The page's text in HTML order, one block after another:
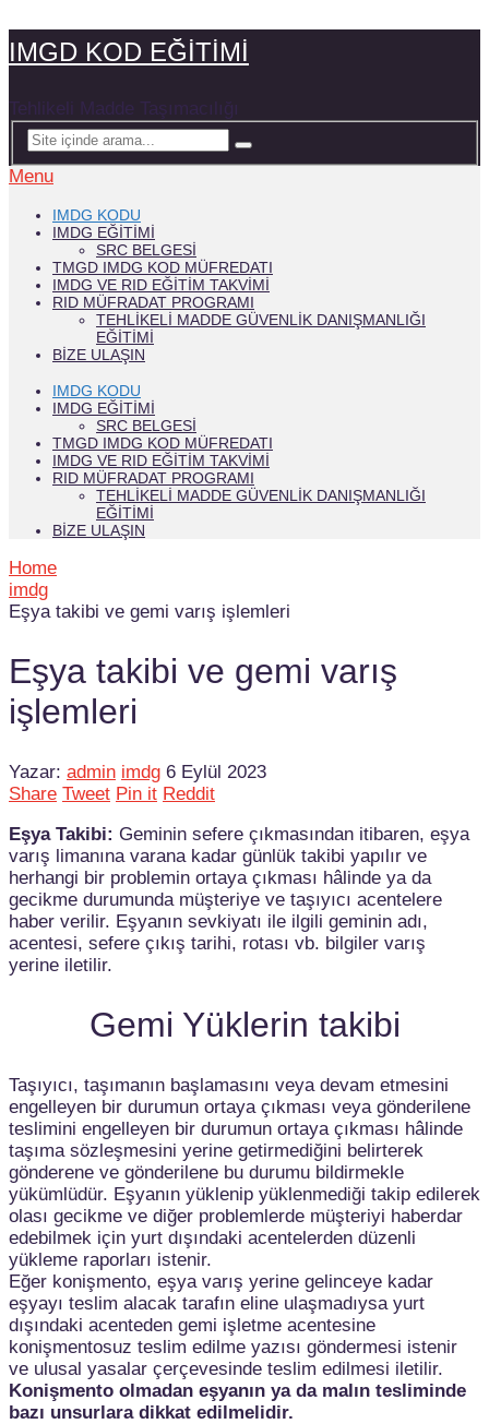
IMGD KOD EĞİTİMİ
Tehlikeli Madde Taşımacılığı
Menu
IMDG KODU
IMDG EĞITIMI
SRC BELGESI
TMGD IMDG KOD MÜFREDATI
IMDG VE RID EĞİTİM TAKVİMİ
RID MÜFRADAT PROGRAMI
TEHLIKELI MADDE GÜVENLIK DANIŞMANLIĞI
EĞITIMI
BIZE ULAŞIN
IMDG KODU
IMDG EĞITIMI
SRC BELGESI
TMGD IMDG KOD MÜFREDATI
IMDG VE RID EĞİTİM TAKVİMİ
RID MÜFRADAT PROGRAMI
TEHLIKELI MADDE GÜVENLIK DANIŞMANLIĞI
EĞITIMI
BIZE ULAŞIN
Home
imdg
Eşya takibi ve gemi varış işlemleri
Eşya takibi ve gemi varış
işlemleri
Yazar: admin imdg 6 Eylül 2023
Share Tweet Pin it Reddit
Eşya Takibi: Geminin sefere çıkmasından itibaren, eşya
varış limanına varana kadar günlük takibi yapılır ve
herhangi bir problemin ortaya çıkması hâlinde ya da
gecikme durumunda müşteriye ve taşıyıcı acentelere
haber verilir. Eşyanın sevkiyatı ile ilgili geminin adı,
acentesi, sefere çıkış tarihi, rotası vb. bilgiler varış
yerine iletilir.
Gemi Yüklerin takibi
Taşıyıcı, taşımanın başlamasını veya devam etmesini
engelleyen bir durumun ortaya çıkması veya gönderilene
teslimini engelleyen bir durumun ortaya çıkması hâlinde
taşıma sözleşmesini yerine getirmediğini belirterek
gönderene ve gönderilene bu durumu bildirmekle
yükümlüdür. Eşyanın yüklenip yüklenmediği takip edilerek
olası gecikme ve diğer problemlerde müşteriyi haberdar
edebilmek için yurt dışındaki acentelerden düzenli
yükleme raporları istenir.
Eğer konişmento, eşya varış yerine gelinceye kadar
eşyayı teslim alacak tarafın eline ulaşmadıysa yurt
dışındaki acenteden gemi işletme acentesine
konişmentosuz teslim edilme yazısı göndermesi istenir
ve ulusal yasalar çerçevesinde teslim edilmesi iletilir.
Konişmento olmadan eşyanın ya da malın tesliminde
bazı unsurlara dikkat edilmelidir.